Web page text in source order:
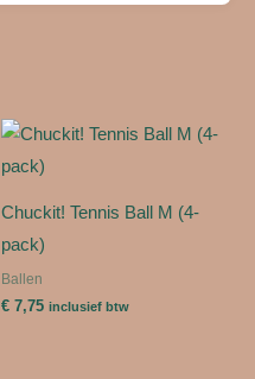
Chuckit! Tennis Ball M (4-
pack)
Ballen
€ 7,75 inclusief btw